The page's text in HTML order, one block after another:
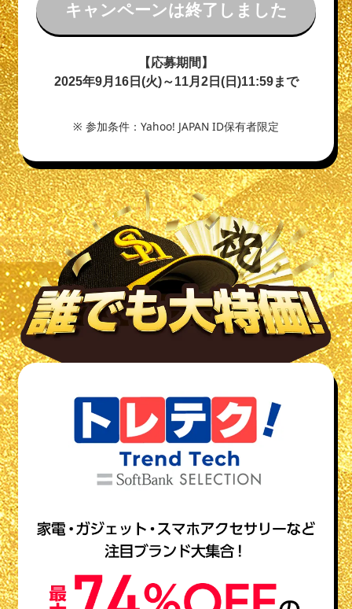
キャンペーンは終了しました
【応募期間】
2025年9月16日(火)～11月2日(日)11:59まで
※ 参加条件：Yahoo! JAPAN ID保有者限定